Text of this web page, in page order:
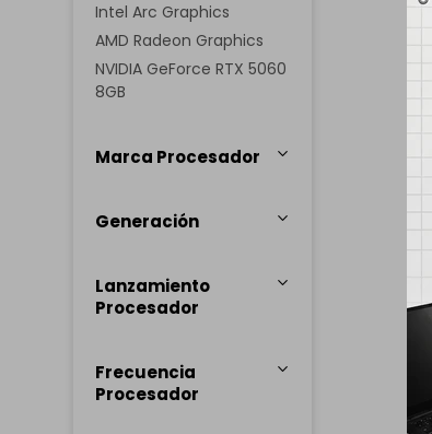
Intel Arc Graphics
AMD Radeon Graphics
NVIDIA GeForce RTX 5060
8GB
Marca Procesador
Generación
Lanzamiento
Procesador
Frecuencia
Procesador